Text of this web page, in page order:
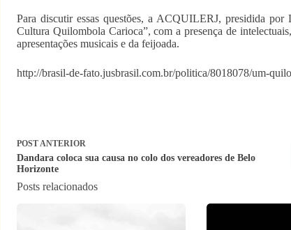
Para discutir essas questões, a ACQUILERJ, presidida
Cultura Quilombola Carioca”, com a presença de
apresentações musicais e da feijoada.
http://brasil-de-fato.jusbrasil.com.br/politica/8018078/um-
POSTANTERIOR
Dandara coloca sua causa no colo dos vereadores de Belo
Horizonte
Posts relacionados